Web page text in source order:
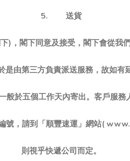
5. 送貨
閣下同意及接受，閣下會從我
由第三方負責派送服務，故如有
五個工作天內寄出。客戶服務
，請到「順豐速運」網站(
則視乎快遞公司而定。